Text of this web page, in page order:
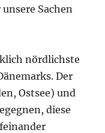
Sachen
nördlichste
Der
Ostsee) und
diese